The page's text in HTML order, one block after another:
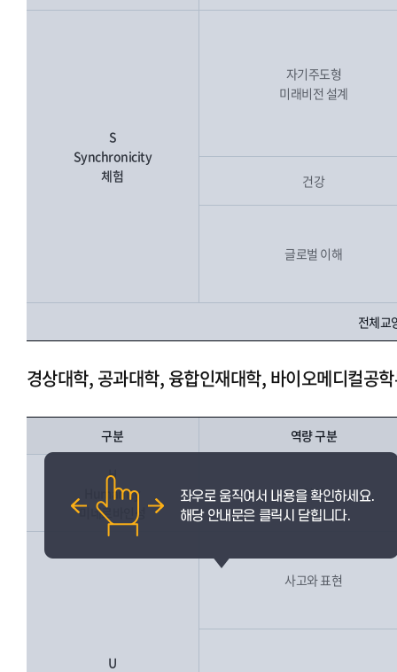
S
Synchronicity
체험
자기주도형
미래비전 설계
건강
글로벌 이해
전체교
경상대학, 공과대학, 융합인재대학, 바이오메디컬공
구분 역량 구분
H
Humanity
미네르바인성
인성
U
사고와 표현